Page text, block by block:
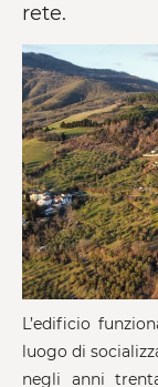
rete.
L’edificio
luogo di
negli anni